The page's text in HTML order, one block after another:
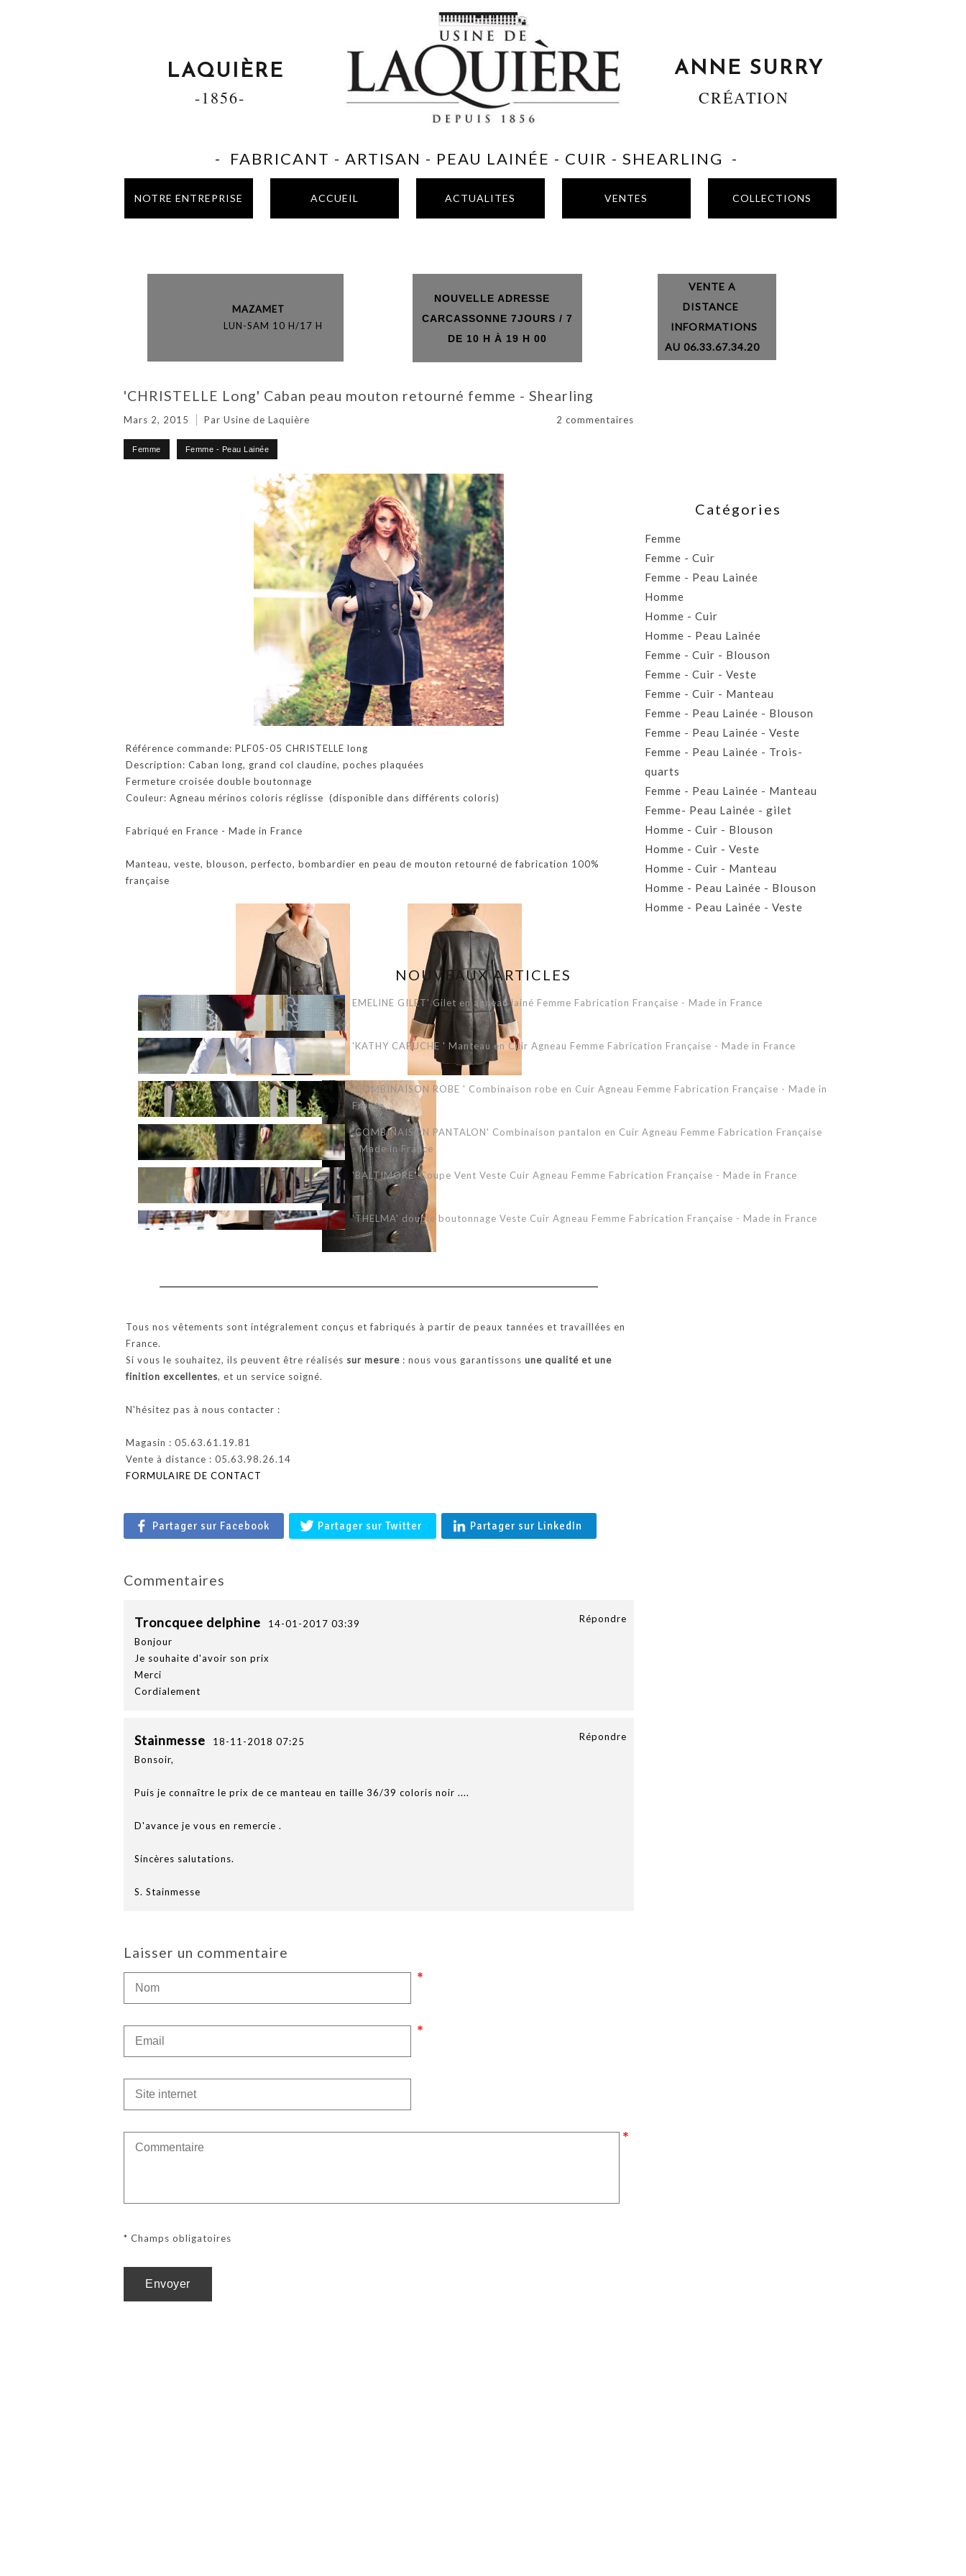
LAQUIÈRE ANNE SURRY
-1856- CRÉATION
NOUVELLE ADRESSE
CARCASSONNE 7JOURS / 7
DE 10 H À 19 H 00
VENTE A
DISTANCE
INFORMATIONS
AU 06.33.67.34.20
- FABRICANT - ARTISAN - PEAU LAINÉE - CUIR - SHEARLING -
MAZAMET
LUN-SAM 10 H/17 H
NOTRE ENTREPRISE ACCUEIL ACTUALITES VENTES COLLECTIONS
'CHRISTELLE Long' Caban peau mouton retourné femme - Shearling
Mars 2, 2015 Par Usine de Laquière 2 commentaires
Référence commande: PLF05-05 CHRISTELLE long
Description: Caban long, grand col claudine, poches plaquées
Fermeture croisée double boutonnage
Couleur: Agneau mérinos coloris réglisse (disponible dans différents coloris)
Fabriqué en France - Made in France
Manteau, veste, blouson, perfecto, bombardier en peau de mouton retourné de fabrication 100%
française
Tous nos vêtements sont intégralement conçus et fabriqués à partir de peaux tannées et travaillées en
France.
Si vous le souhaitez, ils peuvent être réalisés sur mesure : nous vous garantissons une qualité et une
finition excellentes, et un service soigné.
N'hésitez pas à nous contacter :
Magasin : 05.63.61.19.81
Vente à distance : 05.63.98.26.14
FORMULAIRE DE CONTACT
Partager sur Facebook Partager sur Twitter Partager sur LinkedIn
Commentaires
Troncquee delphine 14-01-2017 03:39
Répondre
Bonjour
Je souhaite d'avoir son prix
Merci
Cordialement
Stainmesse 18-11-2018 07:25
Répondre
Bonsoir,
Puis je connaître le prix de ce manteau en taille 36/39 coloris noir ....
D'avance je vous en remercie .
Sincères salutations.
S. Stainmesse
Laisser un commentaire
* Champs obligatoires
Catégories
Femme
Femme - Cuir
Femme - Peau Lainée
Homme
Homme - Cuir
Homme - Peau Lainée
Femme - Cuir - Blouson
Femme - Cuir - Veste
Femme - Cuir - Manteau
Femme - Peau Lainée - Blouson
Femme - Peau Lainée - Veste
Femme - Peau Lainée - Trois-
quarts
Femme - Peau Lainée - Manteau
Femme- Peau Lainée - gilet
Homme - Cuir - Blouson
Homme - Cuir - Veste
Homme - Cuir - Manteau
Homme - Peau Lainée - Blouson
Homme - Peau Lainée - Veste
Femme - Peau lainée - Coupe Vent
Pantalon
NOUVEAUX ARTICLES
EMELINE GILET' Gilet en agneau lainé Femme Fabrication Française - Made in France
'KATHY CAPUCHE ' Manteau en Cuir Agneau Femme Fabrication Française - Made in France
'COMBINAISON ROBE ' Combinaison robe en Cuir Agneau Femme Fabrication Française - Made in
France
'COMBINAISON PANTALON' Combinaison pantalon en Cuir Agneau Femme Fabrication Française
- Made in France
'BALTIMORE' Coupe Vent Veste Cuir Agneau Femme Fabrication Française - Made in France
'THELMA' double boutonnage Veste Cuir Agneau Femme Fabrication Française - Made in France
Française- Shearling